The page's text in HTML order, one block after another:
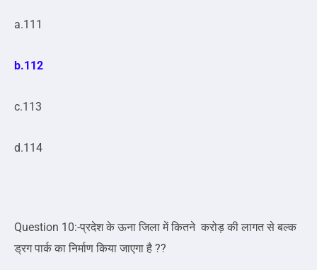
a.111
b.112
c.113
d.114
Question 10:-प्रदेश के ऊना जिला में कितने करोड़ की लागत से बल्क
ड्रग पार्क का निर्माण किया जाएगा है ??